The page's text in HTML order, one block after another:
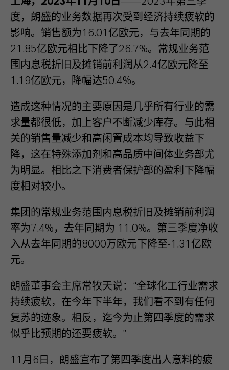
度，朗盛的业务数据再次受到经济持续疲软的
影响。销售额为16.01亿欧元，与去年同期的
21.85亿欧元相比下降了26.7%。常规业务范
围内息税折旧及摊销前利润从2.4亿欧元降至
1.19亿欧元，降幅达50.4%。
造成这种情况的主要原因是几乎所有行业的需
求量都很低，加上客户不断减少库存。与此相
关的销售量减少和高闲置成本均导致收益下
降，这在特殊添加剂和高品质中间体业务部尤
为明显。相比之下消费者保护部的盈利下降幅
度相对较小。
集团的常规业务范围内息税折旧及摊销前利润
率为7.4%，去年同期为 11.0%。第三季度净收
入从去年同期的8000万欧元下降至-1.31亿欧
元。
朗盛董事会主席常牧天说：“全球化工行业需求
持续疲软，在今年下半年，我们看不到有任何
复苏的迹象。相反，迄今为止第四季度的需求
似乎比预期的还要疲软。”
11月6日，朗盛宣布了第四季度出人意料的疲